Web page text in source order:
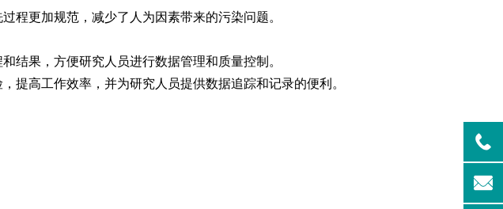
程更加规范，减少了人为因素带来的污染问题。
结果，方便研究人员进行数据管理和质量控制。
提高工作效率，并为研究人员提供数据追踪和记录的便利。